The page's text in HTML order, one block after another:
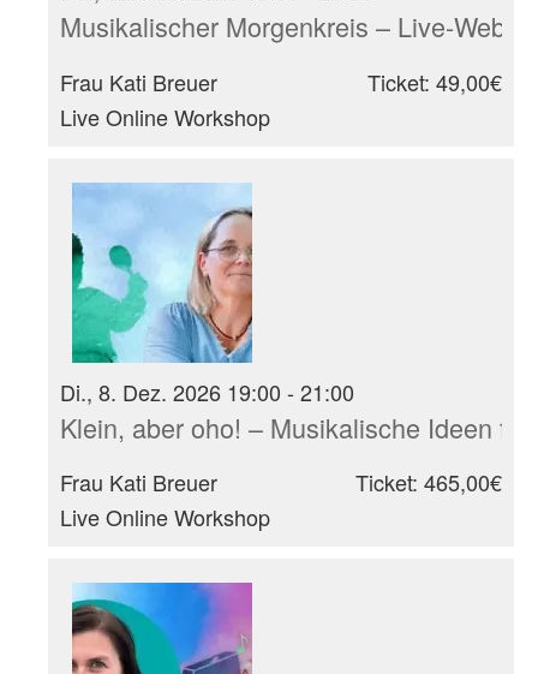
Musikalischer Morgenkreis – Live-
Frau Kati Breuer
Live Online Workshop
Ticket: 49,00€
Di., 8. Dez. 2026 19:00 - 21:00
Klein, aber oho! – Musikalische Ideen
Frau Kati Breuer
Live Online Workshop
Ticket: 465,00€